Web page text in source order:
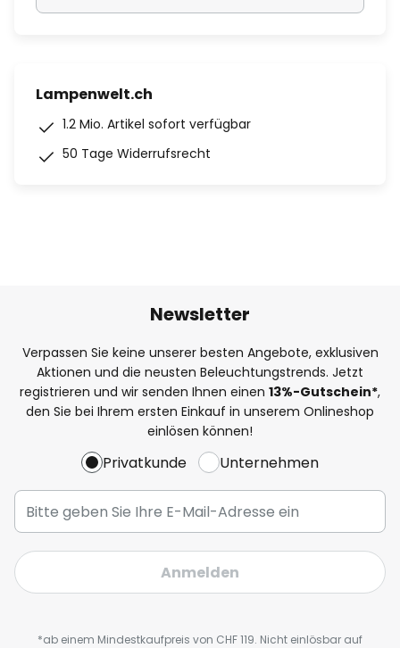
Lampenwelt.ch
1.2 Mio. Artikel sofort verfügbar
50 Tage Widerrufsrecht
Newsletter
Verpassen Sie keine unserer besten Angebote, exklusiven
Aktionen und die neusten Beleuchtungstrends. Jetzt
registrieren und wir senden Ihnen einen 13%-Gutschein*,
den Sie bei Ihrem ersten Einkauf in unserem Onlineshop
einlösen können!
Privatkunde Unternehmen
Anmelden
*ab einem Mindestkaufpreis von CHF 119. Nicht einlösbar auf